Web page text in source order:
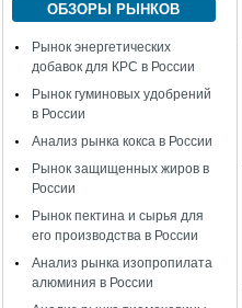
ОБЗОРЫ РЫНКОВ
Рынок энергетических
добавок для КРС в России
Рынок гуминовых удобрений
в России
Анализ рынка кокса в России
Рынок защищенных жиров в
России
Рынок пектина и сырья для
его производства в России
Анализ рынка изопропилата
алюминия в России